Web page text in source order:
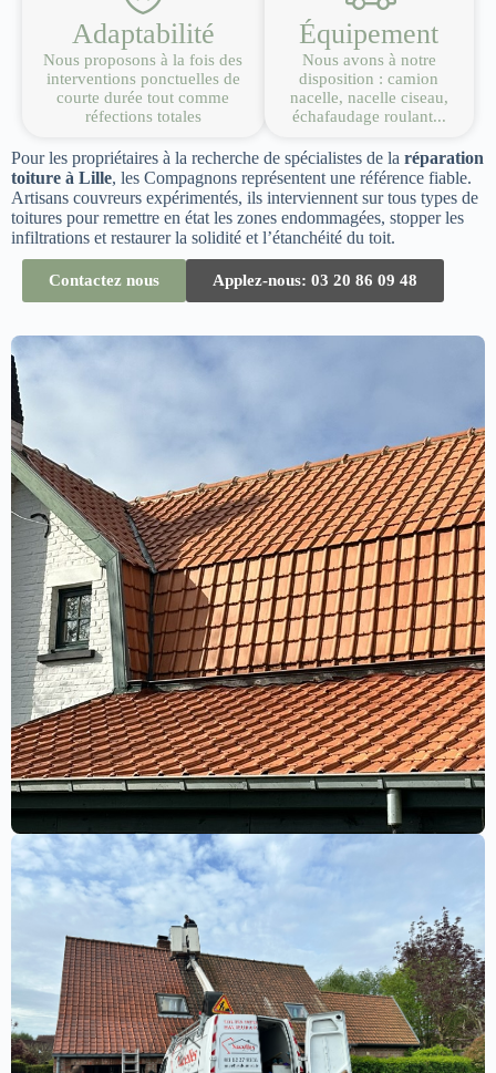
Adaptabilité
Nous proposons à la fois des
interventions ponctuelles de
courte durée tout comme
réfections totales
Équipement
Nous avons à notre
disposition : camion
nacelle, nacelle ciseau,
échafaudage roulant...
Pour les propriétaires à la recherche de spécialistes de la réparation
toiture à Lille, les Compagnons représentent une référence fiable.
Artisans couvreurs expérimentés, ils interviennent sur tous types de
toitures pour remettre en état les zones endommagées, stopper les
infiltrations et restaurer la solidité et l’étanchéité du toit.
Contactez nous Applez-nous: 03 20 86 09 48